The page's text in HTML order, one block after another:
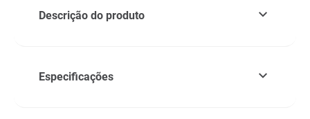
Descrição do produto
Especificações